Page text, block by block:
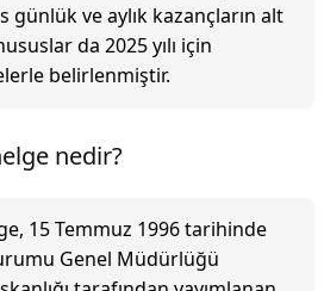
ve aylık kazançların alt
da 2025 yılı için
belirlenmiştir.
nedir?
15 Temmuz 1996 tarihinde
Genel Müdürlüğü